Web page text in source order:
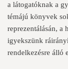
a látogatóknak a
témájú könyvek
reprezentálásán, a
igyekszünk
rendelkezésre álló